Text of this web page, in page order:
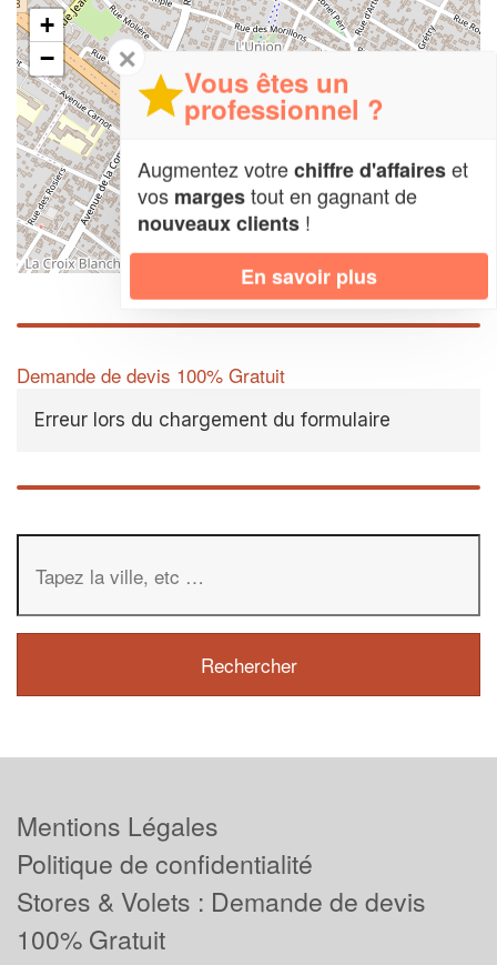
+
−
Demande de devis 100% Gratuit
Erreur lors du chargement du formulaire
✕
Vous êtes un
professionnel ?
Augmentez votrechiffre d'affaireset
vos margestout en gagnant de
nouveaux clients !
En savoir plus
Mentions Légales
Politique de confidentialité
Stores & Volets : Demande de devis
100% Gratuit